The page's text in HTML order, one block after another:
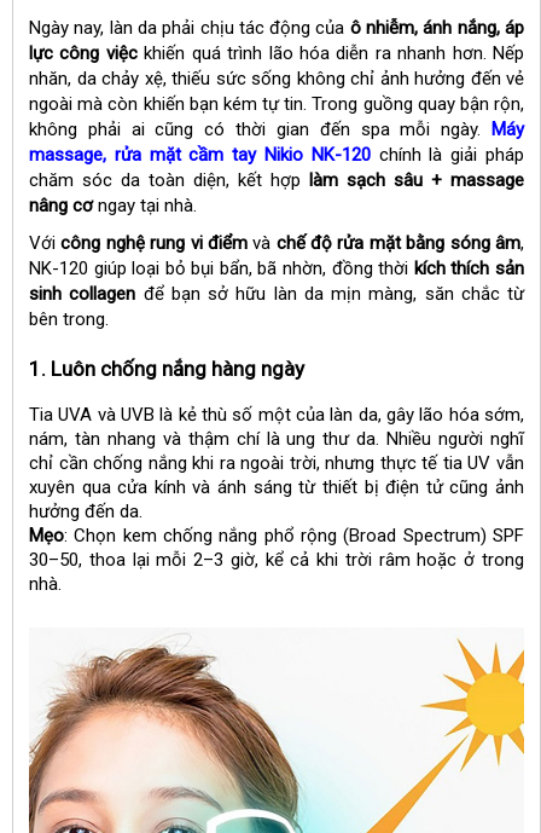
Ngày nay, làn da phải chịu tác động của ô nhiễm, ánh nắng, áp
lực công việckhiến quá trình lão hóa diễn ra nhanh hơn. Nếp
nhăn, da chảy xệ, thiếu sức sống không chỉ ảnh hưởng đến vẻ
ngoài mà còn khiến bạn kém tự tin. Trong guồng quay bận rộn,
không phải ai cũng có thời gian đến spa mỗi ngày.
Máy
massage, rửa mặt cầm tay Nikio NK-120chính là giải pháp
chăm sóc da toàn diện, kết hợp
làm sạch sâu + massage
nâng cơngay tại nhà.
Vớicông nghệ rung vi điểmvà chế độ rửa mặt bằng sóng âm,
NK-120 giúp loại bỏ bụi bẩn, bã nhờn, đồng thời kích thích sản
sinh collagen để bạn sở hữu làn da mịn màng, săn chắc từ
bên trong.
1. Luôn chống nắng hàng ngày
Tia UVA và UVB là kẻ thù số một của làn da, gây lão hóa sớm,
nám, tàn nhang và thậm chí là ung thư da. Nhiều người nghĩ
chỉ cần chống nắng khi ra ngoài trời, nhưng thực tế tia UV vẫn
xuyên qua cửa kính và ánh sáng từ thiết bị điện tử cũng ảnh
hưởng đến da.
Mẹo: Chọn kem chống nắng phổ rộng (Broad Spectrum) SPF
30–50, thoa lại mỗi 2–3 giờ, kể cả khi trời râm hoặc ở trong
nhà.